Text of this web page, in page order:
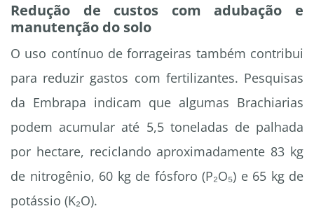
Redução de custos com adubação e
manutenção do solo
O uso contínuo de forrageiras também contribui
para reduzir gastos com fertilizantes. Pesquisas
da Embrapa indicam que algumas Brachiarias
podem acumular até 5,5 toneladas de palhada
por hectare, reciclando aproximadamente 83 kg
de nitrogênio, 60 kg de fósforo (P₂O₅) e 65 kg de
potássio (K₂O).